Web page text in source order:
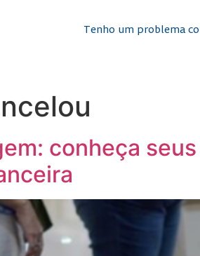
Tenho um problema
conheça